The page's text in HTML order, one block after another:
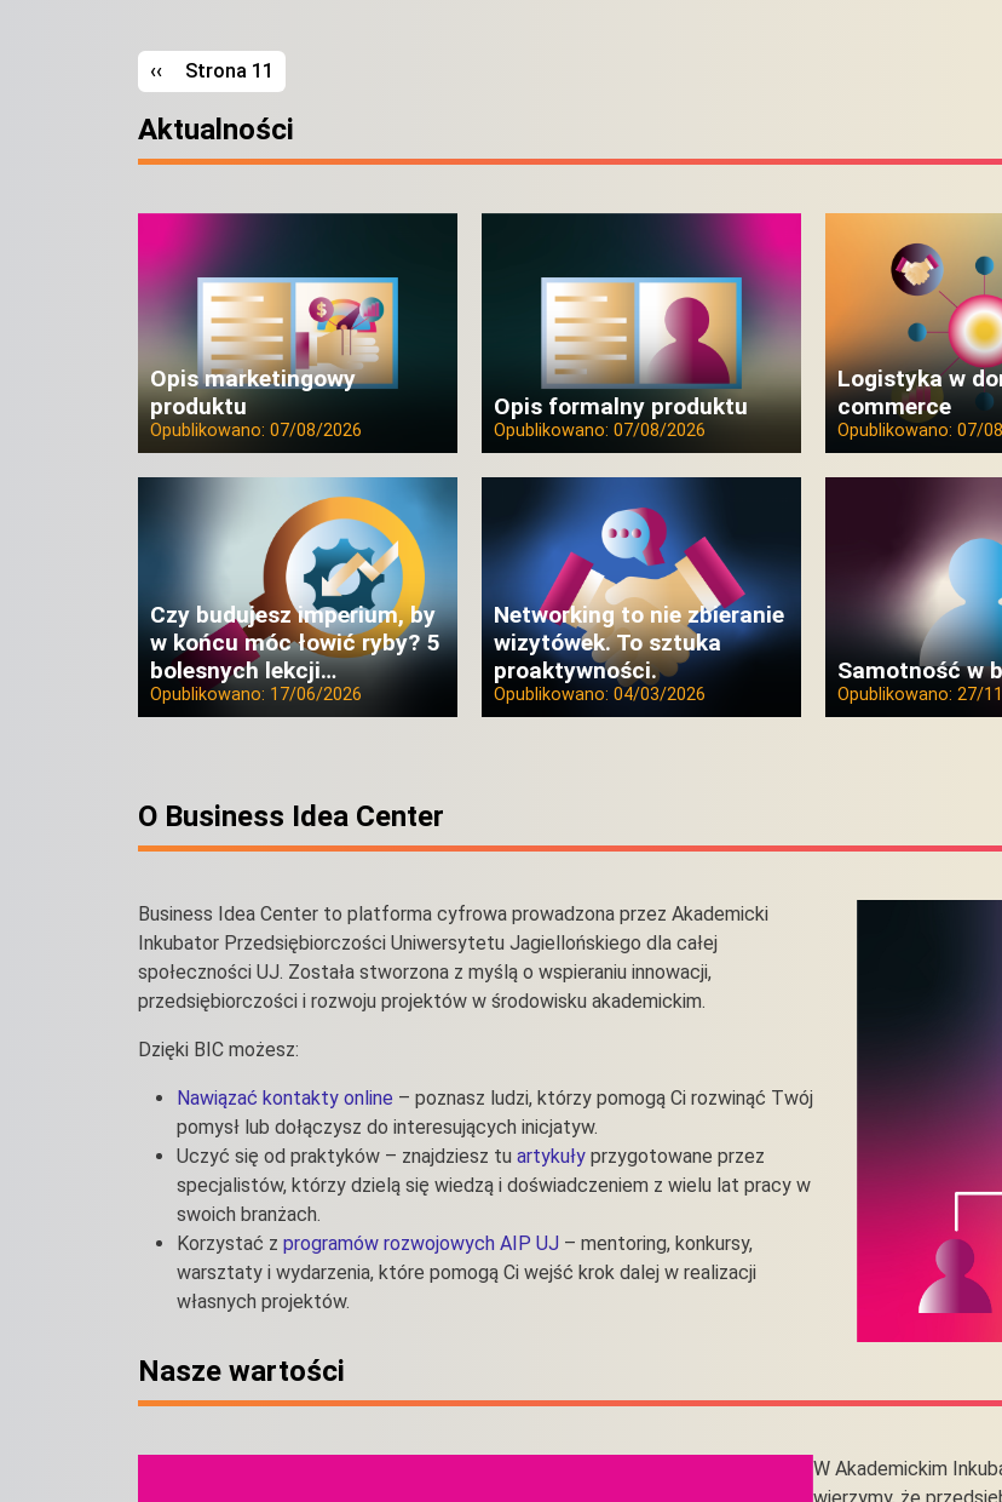
Stronicowanie
Poprzednia strona
‹‹ Strona 11
Aktualności
Opis marketingowy
produktu
Opublikowano: 07/08/2026
Opis formalny produktu
Opublikowano: 07/08/2026
Logistyka w
commerce
Opublikowano: 07/
Czy budujesz imperium, by
w końcu móc łowić ryby? 5
bolesnych lekcji…
Opublikowano: 17/06/2026
Networking to nie zbieranie
wizytówek. To sztuka
proaktywności.
Opublikowano: 04/03/2026
Samotność w
Opublikowano: 27/
O Business Idea Center
Business Idea Center to platforma cyfrowa prowadzona przez Akademicki
Inkubator Przedsiębiorczości Uniwersytetu Jagiellońskiego dla całej
społeczności UJ. Została stworzona z myślą o wspieraniu innowacji,
przedsiębiorczości i rozwoju projektów w środowisku akademickim.
Dzięki BIC możesz:
Nawiązać kontakty online – poznasz ludzi, którzy pomogą Ci rozwinąć Twój
pomysł lub dołączysz do interesujących inicjatyw.
Uczyć się od praktyków – znajdziesz tu artykuły przygotowane przez
specjalistów, którzy dzielą się wiedzą i doświadczeniem z wielu lat pracy w
swoich branżach.
Korzystać z programów rozwojowych AIP UJ – mentoring, konkursy,
warsztaty i wydarzenia, które pomogą Ci wejść krok dalej w realizacji
własnych projektów.
Nasze wartości
W Akademickim